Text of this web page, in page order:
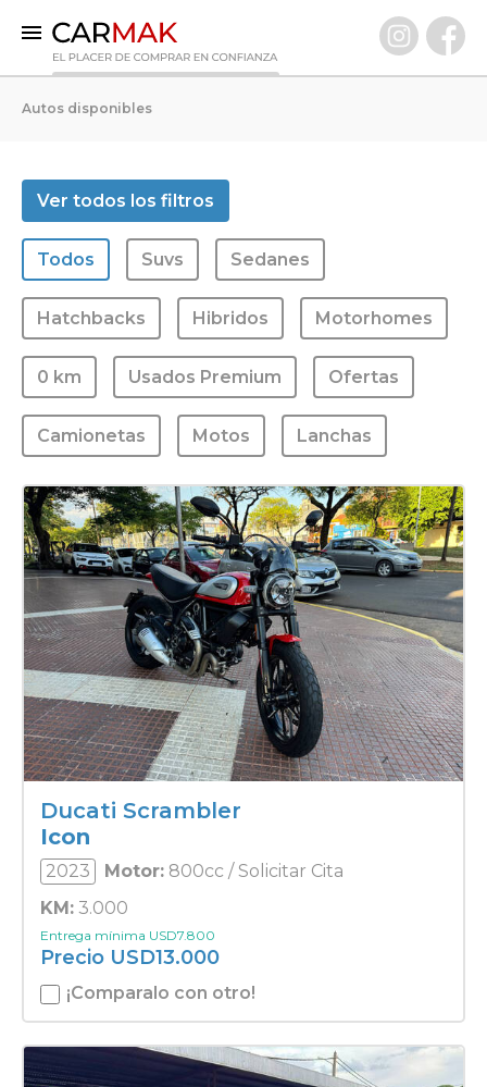
0 KM
Usados Premium
VENDÉ TU AUTO
CLIENTES
PREGUNTAS FRECUENTES
GARANTÍA CARMAK
CONOCÉ CARMAK
Autos disponibles
Ver todos los filtros
Todos Suvs Sedanes
Hatchbacks Hibridos Motorhomes
0 km Usados Premium Ofertas
Camionetas Motos Lanchas
Ducati Scrambler
Icon
2023 Motor: 800cc / Solicitar Cita
KM: 3.000
Entrega mínima USD7.800
Precio USD13.000
¡Comparalo con otro!